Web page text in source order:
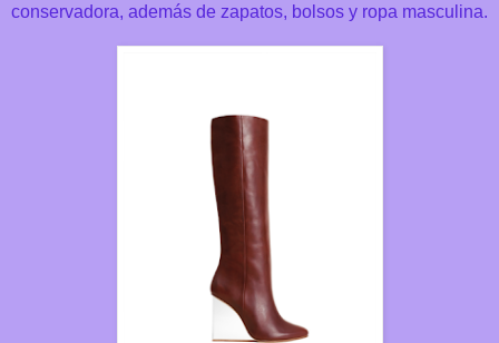
conservadora, además de zapatos, bolsos y ropa masculina.